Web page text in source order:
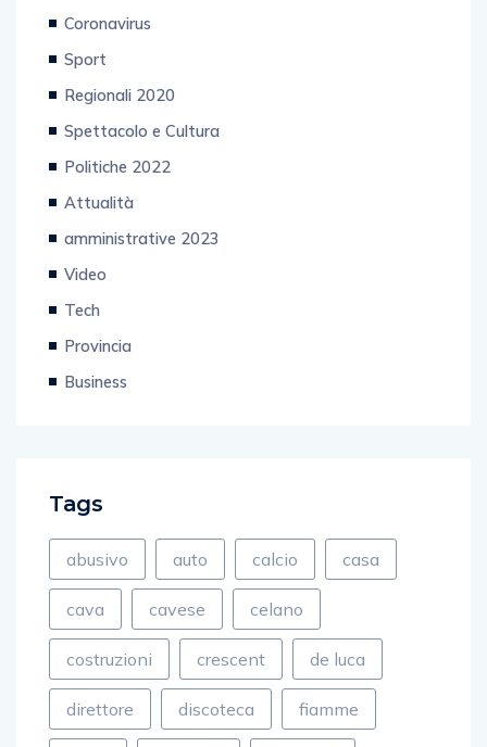
Coronavirus
Sport
Regionali 2020
Spettacolo e Cultura
Politiche 2022
Attualità
amministrative 2023
Video
Tech
Provincia
Business
Tags
abusivo auto calcio casa
cava cavese celano
costruzioni crescent de luca
direttore discoteca fiamme